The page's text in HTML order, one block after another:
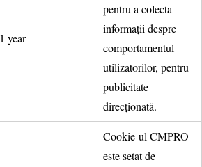
1 year
pentru a colecta
informații despre
comportamentul
utilizatorilor, pentru
publicitate
direcționată.
Cookie-ul CMPRO
este setat de